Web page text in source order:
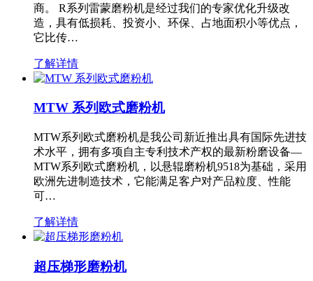
商。 R系列雷蒙磨粉机是经过我们的专家优化升级改
造，具有低损耗、投资小、环保、占地面积小等优点，
它比传…
了解详情
MTW 系列欧式磨粉机
MTW系列欧式磨粉机是我公司新近推出具有国际先进技
术水平，拥有多项自主专利技术产权的最新粉磨设备—
MTW系列欧式磨粉机，以悬辊磨粉机9518为基础，采用
欧洲先进制造技术，它能满足客户对产品粒度、性能
可…
了解详情
超压梯形磨粉机